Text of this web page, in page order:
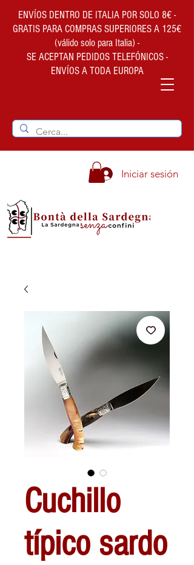
ENVÍOS DENTRO DE ITALIA POR SOLO 8€ -
GRATIS PARA COMPRAS SUPERIORES A 125€
(válido solo para Italia) -
SE ACEPTAN PEDIDOS TELEFÓNICOS -
ENVÍOS A TODA EUROPA
Iniciar sesión
Cuchillo
típico sardo